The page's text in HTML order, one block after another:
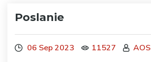
Poslanie
06 Sep 2023 11527 AOS